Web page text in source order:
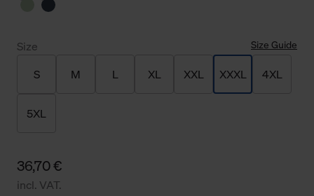
Size Size Guide
S M L XL XXL XXXL 4XL
5XL
36,70 €
incl. VAT.